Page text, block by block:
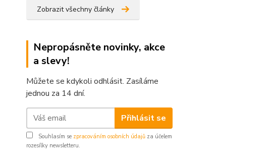
Zobrazit všechny články
Nepropásněte novinky, akce
a slevy!
Můžete se kdykoli odhlásit. Zasíláme
jednou za 14 dní.
Přihlásit se
Souhlasím se zpracováním osobních údajů za účelem
rozesílky newsletteru.